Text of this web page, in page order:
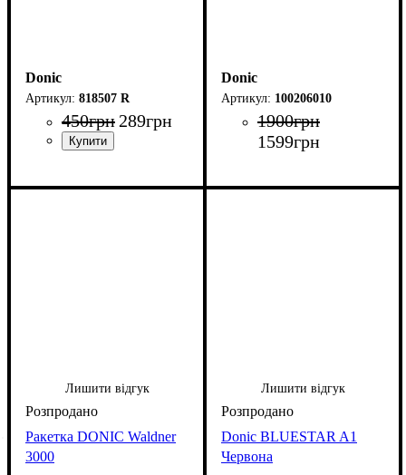
Donic
818507 R
450грн 289грн
Donic
100206010
1900грн
1599грн
Лишити відгук
Ракетка DONIC Waldner
3000
Лишити відгук
Donic BLUESTAR A1
Червона